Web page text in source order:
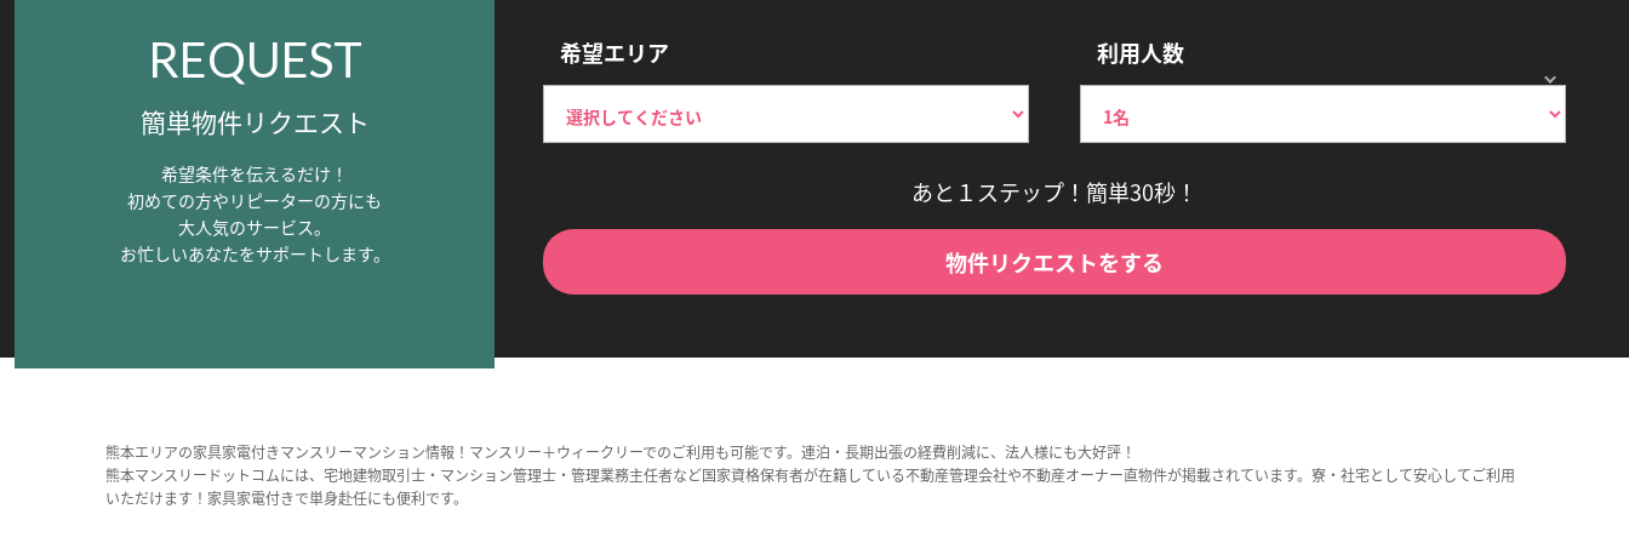
REQUEST
簡単物件リクエスト
希望条件を伝えるだけ！
初めての方やリピーターの方にも
大人気のサービス。
お忙しいあなたをサポートします。
希望エリア 利用人数
あと１ステップ！簡単30秒！
物件リクエストをする
熊本エリアの家具家電付きマンスリーマンション情報！マンスリー＋ウィークリーでのご利用も可能です。連泊・長期出張の経費削減に、法人様にも大好評！
熊本マンスリードットコムには、宅地建物取引士・マンション管理士・管理業務主任者など国家資格保有者が在籍している不動産管理会社や不動産オーナー直物件が掲載されています。寮・社宅として安心してご利用
いただけます！家具家電付きで単身赴任にも便利です。